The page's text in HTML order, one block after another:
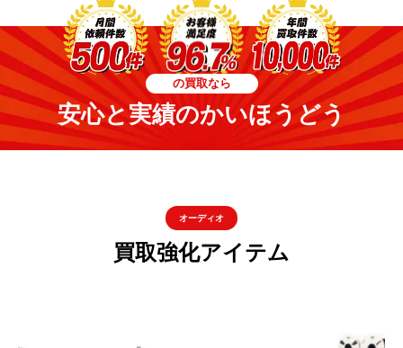
の買取なら
安心と実績のかいほうどう
オーディオ
買取強化アイテム